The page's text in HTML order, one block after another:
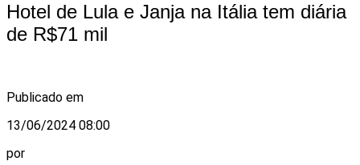
Hotel de Lula e Janja na Itália tem diária
de R$71 mil
Publicado em
13/06/2024 08:00
por